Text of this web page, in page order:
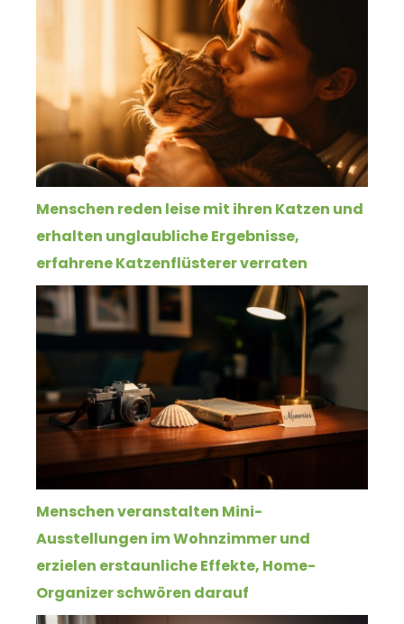
Menschen reden leise mit ihren Katzen und
erhalten unglaubliche Ergebnisse,
erfahrene Katzenflüsterer verraten
Menschen veranstalten Mini-
Ausstellungen im Wohnzimmer und
erzielen erstaunliche Effekte, Home-
Organizer schwören darauf